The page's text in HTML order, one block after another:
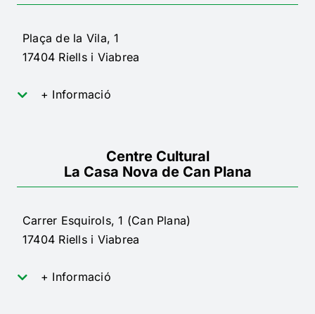
Plaça de la Vila, 1
17404 Riells i Viabrea
+ Informació
Centre Cultural
La Casa Nova de Can Plana
Carrer Esquirols, 1 (Can Plana)
17404 Riells i Viabrea
+ Informació